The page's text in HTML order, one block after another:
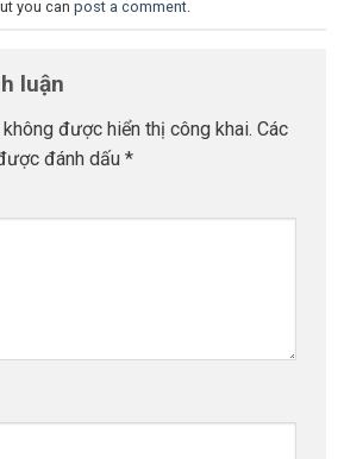
you can post a comment.
luận
được hiển thị công khai. Các
đánh dấu *